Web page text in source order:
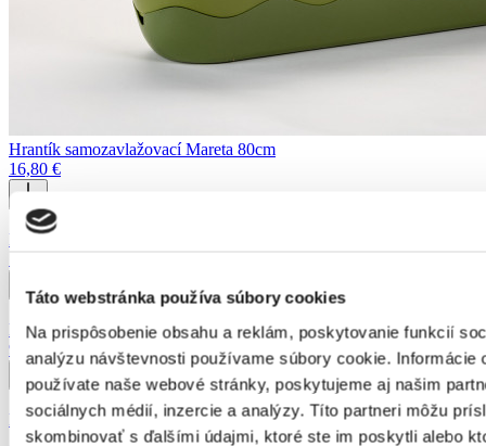
Táto webstránka používa súbory cookies
Na prispôsobenie obsahu a reklám, poskytovanie funkcií
analýzu návštevnosti používame súbory cookie. Informácie
používate naše webové stránky, poskytujeme aj našim
sociálnych médií, inzercie a analýzy. Títo partneri môžu
skombinovať s ďalšími údajmi, ktoré ste im poskytli alebo
Hrantík samozavlažovací Mareta 80cm
16,80 €
Hrantík samozavlažovací Mareta 60cm
Hrantík samozavlažovací Bergamot 50cm
9,90
Hrantík samozavlažovací Siesta Lux 80 cm
17,31€